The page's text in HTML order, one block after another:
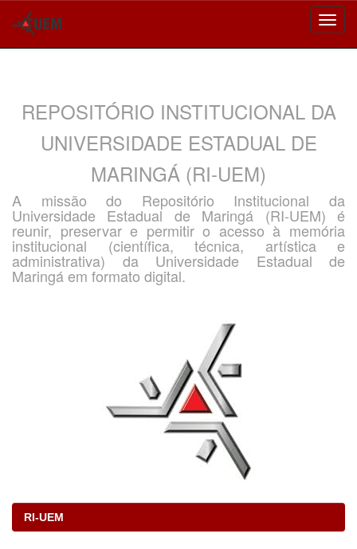
REPOSITÓRIO INSTITUCIONAL DA
UNIVERSIDADE ESTADUAL DE
MARINGÁ (RI-UEM)
A missão do Repositório Institucional da
Universidade Estadual de Maringá (RI-UEM) é
reunir, preservar e permitir o acesso à memória
institucional (científica, técnica, artística e
administrativa) da Universidade Estadual de
Maringá em formato digital.
RI-UEM